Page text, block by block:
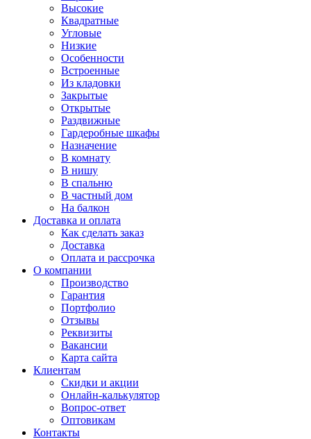
Высокие
Квадратные
Угловые
Низкие
Особенности
Встроенные
Из кладовки
Закрытые
Открытые
Раздвижные
Гардеробные шкафы
Назначение
В комнату
В нишу
В спальню
В частный дом
На балкон
Доставка и оплата
Как сделать заказ
Доставка
Оплата и рассрочка
О компании
Производство
Гарантия
Портфолио
Отзывы
Реквизиты
Вакансии
Карта сайта
Клиентам
Скидки и акции
Онлайн-калькулятор
Вопрос-ответ
Оптовикам
Контакты